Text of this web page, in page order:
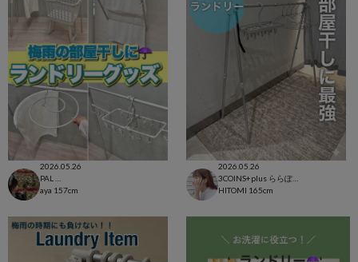
2026.05.26
aya 157cm
2026.05.26
3COINS+plus ららぽーと和泉店
HITOMI 165cm